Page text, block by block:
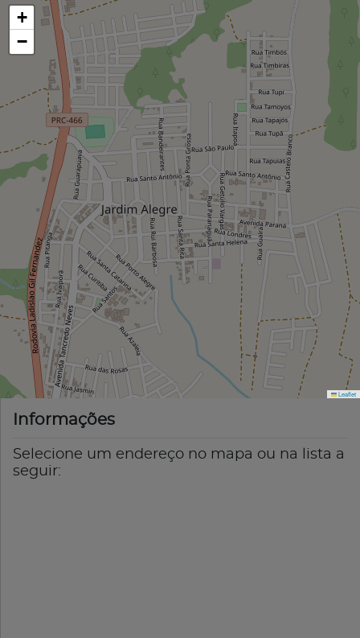
+
−
Leaflet
Informações
Selecione um endereço no mapa ou na lista a
seguir: